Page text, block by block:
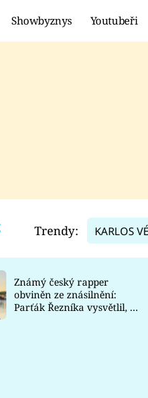
Showbyznys Youtubeři
TADEÁŠ KUBĚNKA
DATEL
Trendy: KARLOS
Známý český rapper
obviněn ze znásilnění:
Parťák Řezníka vysvětlil, co